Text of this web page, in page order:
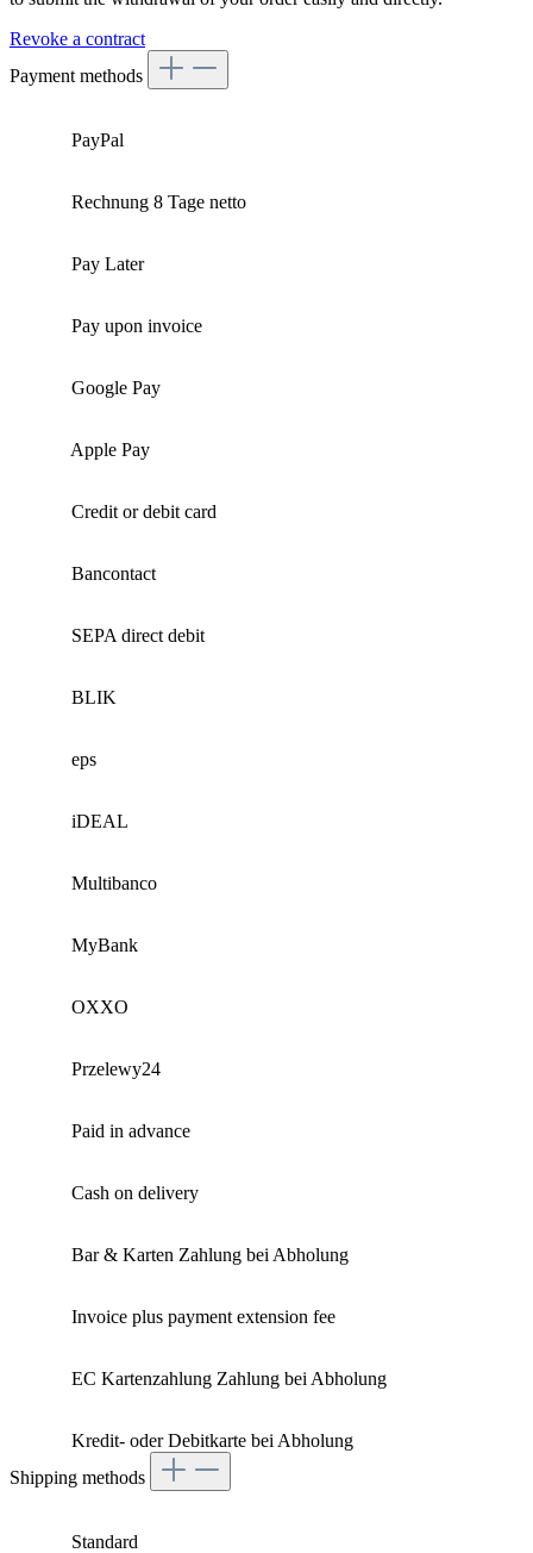
Revoke a contract
Payment methods
PayPal
Rechnung 8 Tage netto
Pay Later
Pay upon invoice
Google Pay
Apple Pay
Credit or debit card
Bancontact
SEPA direct debit
BLIK
eps
iDEAL
Multibanco
MyBank
OXXO
Przelewy24
Paid in advance
Cash on delivery
Bar & Karten Zahlung bei Abholung
Invoice plus payment extension fee
EC Kartenzahlung Zahlung bei Abholung
Kredit- oder Debitkarte bei Abholung
Shipping methods
Standard